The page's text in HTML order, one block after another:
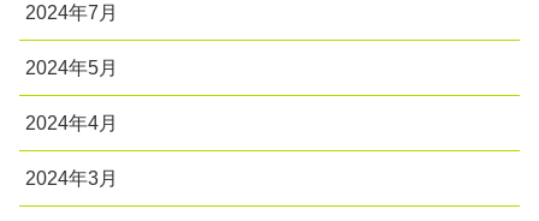
2024年7月
2024年5月
2024年4月
2024年3月